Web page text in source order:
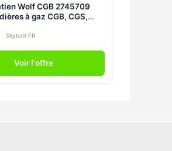
Wolf CGB 2745709
à gaz CGB, CGS,
Skybad FR
Voir l'offre